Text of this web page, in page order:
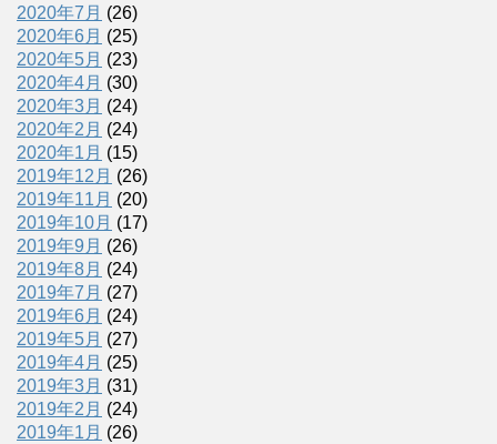
2020年7月 (26)
2020年6月 (25)
2020年5月 (23)
2020年4月 (30)
2020年3月 (24)
2020年2月 (24)
2020年1月 (15)
2019年12月 (26)
2019年11月 (20)
2019年10月 (17)
2019年9月 (26)
2019年8月 (24)
2019年7月 (27)
2019年6月 (24)
2019年5月 (27)
2019年4月 (25)
2019年3月 (31)
2019年2月 (24)
2019年1月 (26)